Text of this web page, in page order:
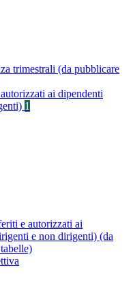
trimestrali (da pubblicare
ai dipendenti
1
e autorizzati ai
e non dirigenti) (da